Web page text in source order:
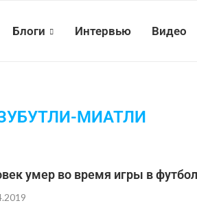
Блоги Интервью Видео
МИАТЛИ
умер во время игры в футбол